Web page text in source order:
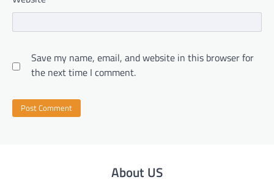
Save my name, email, and website in this browser for
the next time I comment.
About US